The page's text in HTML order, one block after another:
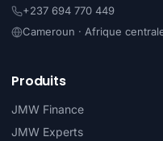
+237 694 770 449
Cameroun · Afrique
Produits
JMW Finance
JMW Experts